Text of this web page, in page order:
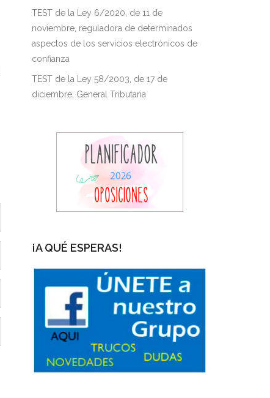
TEST de la Ley 6/2020, de 11 de
noviembre, reguladora de determinados
aspectos de los servicios electrónicos de
confianza
TEST de la Ley 58/2003, de 17 de
diciembre, General Tributaria
¡A QUÉ ESPERAS!